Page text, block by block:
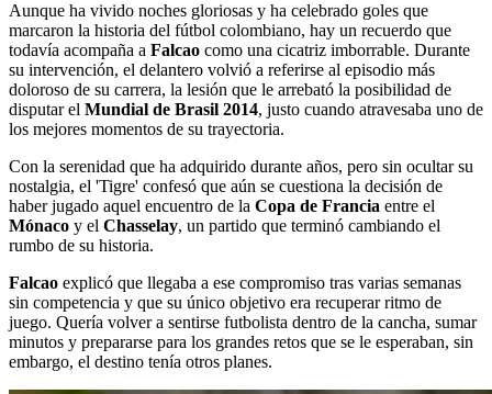
Aunque ha vivido noches gloriosas y ha celebrado goles que
marcaron la historia del fútbol colombiano, hay un recuerdo que
todavía acompaña a Falcao como una cicatriz imborrable. Durante
su intervención, el delantero volvió a referirse al episodio más
doloroso de su carrera, la lesión que le arrebató la posibilidad de
disputar el Mundial de Brasil 2014, justo cuando atravesaba uno de
los mejores momentos de su trayectoria.
Con la serenidad que ha adquirido durante años, pero sin ocultar su
nostalgia, el 'Tigre' confesó que aún se cuestiona la decisión de
haber jugado aquel encuentro de la Copa de Francia entre el
Mónaco y el Chasselay, un partido que terminó cambiando el
rumbo de su historia.
Falcao explicó que llegaba a ese compromiso tras varias semanas
sin competencia y que su único objetivo era recuperar ritmo de
juego. Quería volver a sentirse futbolista dentro de la cancha, sumar
minutos y prepararse para los grandes retos que se le esperaban, sin
embargo, el destino tenía otros planes.